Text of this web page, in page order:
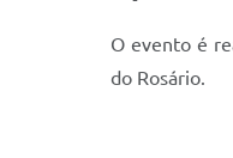
O evento é
do Rosário.